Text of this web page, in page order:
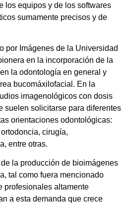
los equipos y de los softwares
sumamente precisos y de
por Imágenes de la Universidad
en la incorporación de la
la odontología en general y
bucomáxilofacial. En la
imagenológicos con dosis
suelen solicitarse para diferentes
orientaciones odontológicas:
cirugía,
entre otras.
la producción de bioimágenes
tal como fuera mencionado
profesionales altamente
a esta demanda que crece